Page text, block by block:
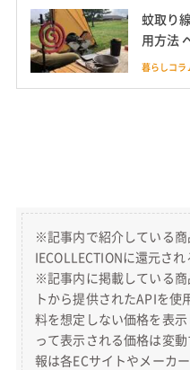
蚊取り
用方法
立ても紹
暮らしコラ
※記事内で紹介している
IECOLLECTIONに還元され
※記事内に掲載している商
トから提供されたAPIを
料を想定しない価格を表
って表示される価格は変
報は各ECサイトやメーカ